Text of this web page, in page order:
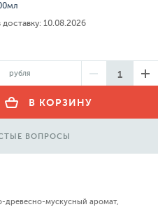
10.08.2026
рубля
В КОРЗИНУ
ВОПРОСЫ
древесно-мускусный аромат,